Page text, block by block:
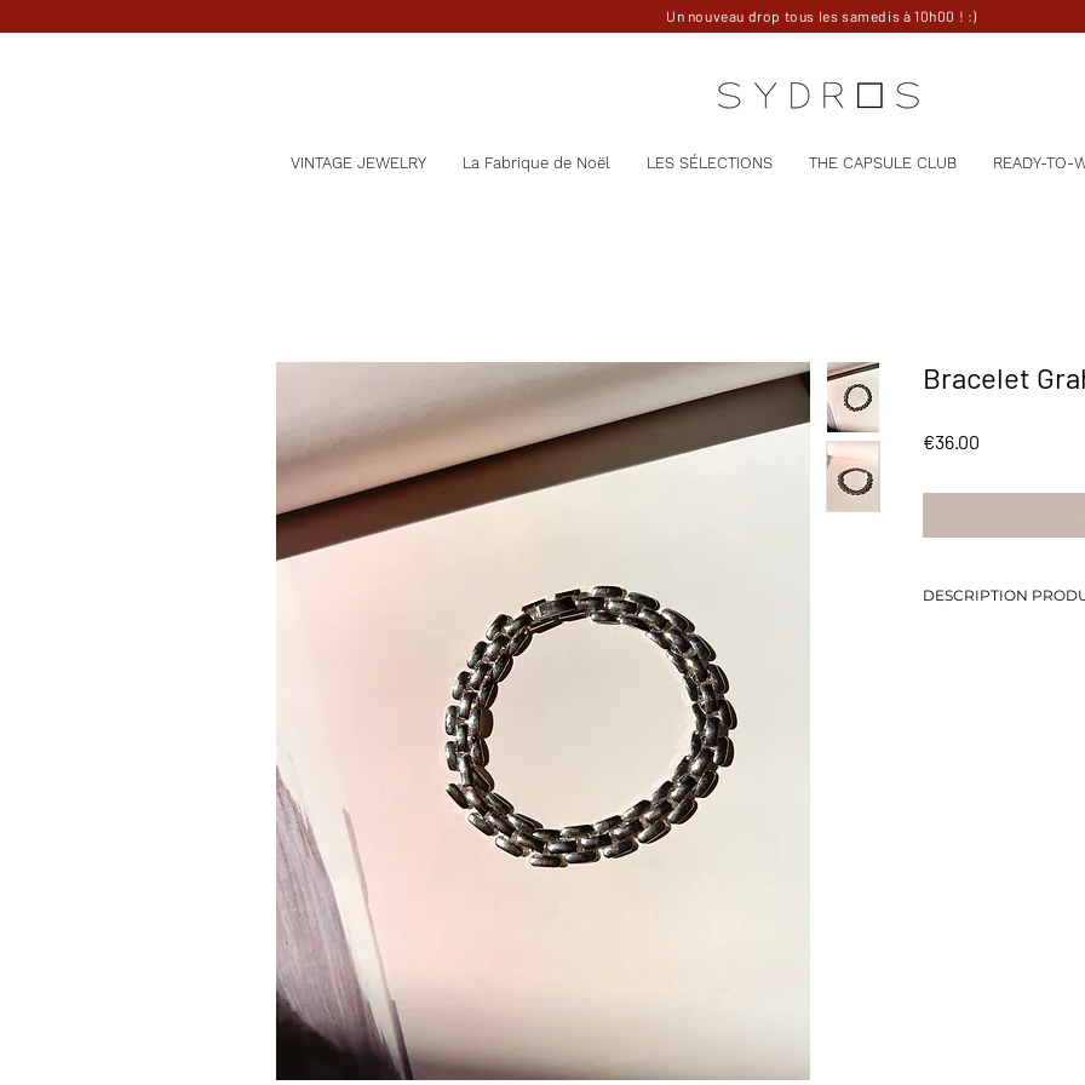
Un nouveau drop tous les samedis à 10h00 ! :)
VINTAGE JEWELRY La Fabrique de Noël LES SÉLECTIONS THE CAPSULE CLUB READY-TO-
Bracelet
€36.00
DESCRIPTION